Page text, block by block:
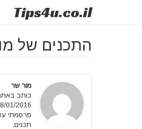
Tips4u.co.il
התכנים של
מור שר
כותב
תכנים.